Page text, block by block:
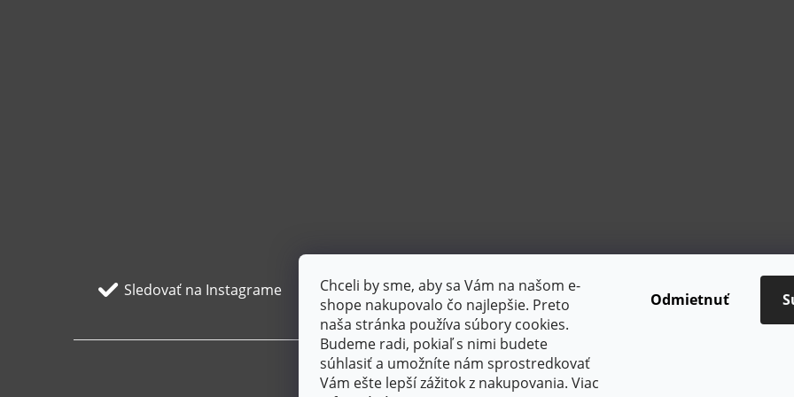
Chceli by sme, aby sa Vám na našom e-
shope nakupovalo čo najlepšie. Preto
naša stránka používa súbory cookies.
Budeme radi, pokiaľ s nimi budete
súhlasiť a umožníte nám sprostredkovať
Vám ešte lepší zážitok z nakupovania. Viac
Odmietnuť
Sledovať na Instagrame